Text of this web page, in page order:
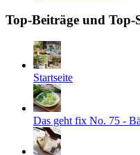
Top-Beiträge und Top-
Startseite
Das geht fix No. 75 -